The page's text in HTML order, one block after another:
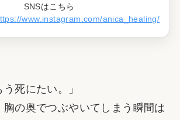
SNSはこちら
www.instagram.com/anica_healing/
死にたい。」
胸の奥でつぶやいてしまう瞬間は